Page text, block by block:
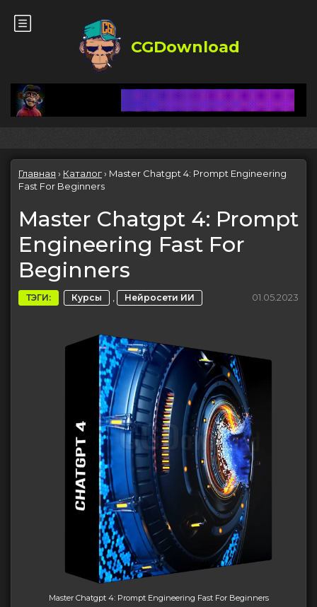
CGDownload
Главная › Каталог› Master Chatgpt 4: Prompt Engineering
Fast For Beginners
Master Chatgpt 4: Prompt
Engineering Fast For
Beginners
ТЭГИ: Курсы , Нейросети ИИ 01.05.2023
Master Chatgpt 4: Prompt Engineering Fast For Beginners